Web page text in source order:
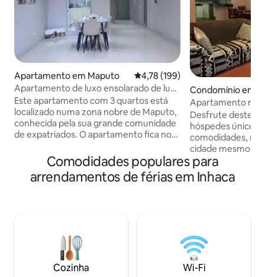
Apartamento em Maputo Classificação média de 4,78 em
4,78 (199)
Apartamento de luxo ensolarado de luxo
na praia.
Este apartamento com 3 quartos está
localizado numa zona nobre de Maputo,
conhecida pela sua grande comunidade
de expatriados. O apartamento fica no
que oferece opções de compras e
entretenimento, incluindo o
hipermercado Shoprite, uma pista de
equipa dedicada irá garantir que a sua
estadia é perfeita e que desfruta do
melhor que Maputo tem para oferecer.
CHECK-IN: 16H CHECK-OUT:
Condomínio em
Apartamento
belo cenário de
Desfrute deste
hóspedes único
comodidades,
cidade mesmo à
Ring Road e a
da cidade central. Situado dentro de um
grande terreno
uma escapadela
trabalho a partir
caminho norte/sul. Os
vivem no
Comodidades populares para
arrendamentos de férias em Inhaca
Cozinha Wi-Fi